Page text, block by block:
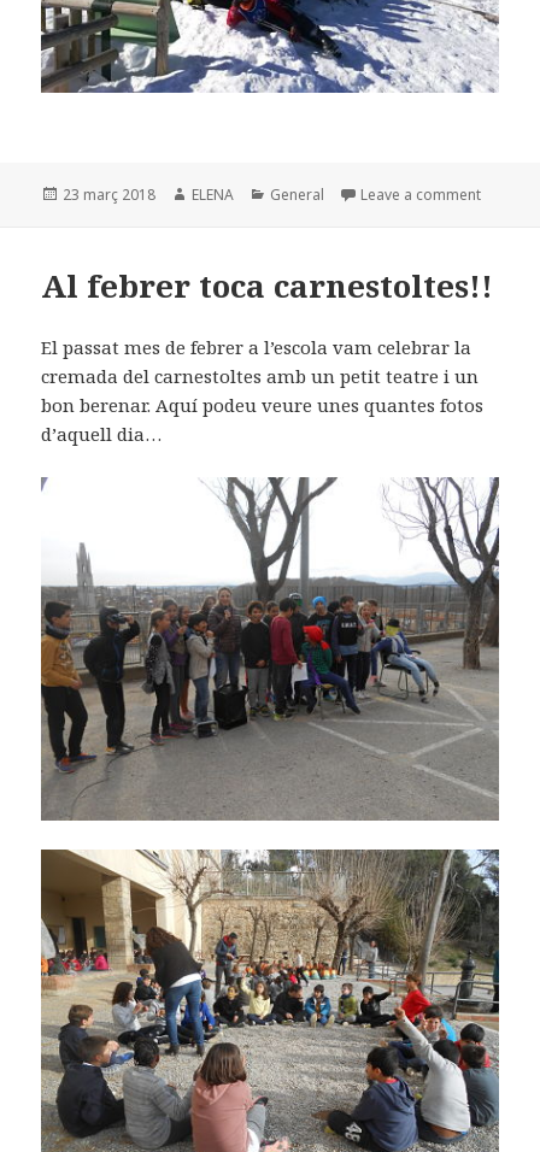
Posted
23 març 2018 Author
ELENA Categories
General Leave a comment
Al febrer toca carnestoltes!!
El passat mes de febrer a l’escola vam celebrar la
cremada del carnestoltes amb un petit teatre i un
bon berenar. Aquí podeu veure unes quantes fotos
d’aquell dia…